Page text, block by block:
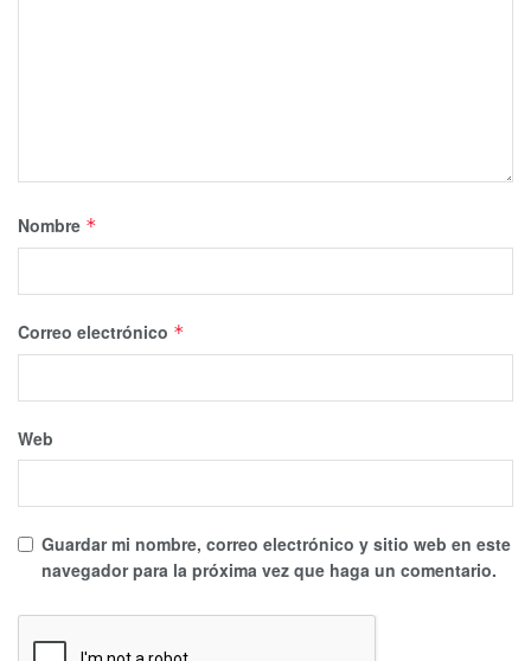
Nombre *
Correo electrónico *
Web
Guardar mi nombre, correo electrónico y sitio web en este
navegador para la próxima vez que haga un comentario.